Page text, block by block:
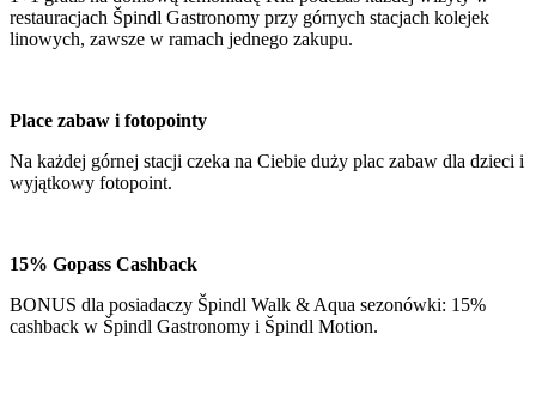
restauracjach Špindl Gastronomy przy górnych stacjach kolejek
linowych, zawsze w ramach jednego zakupu.
Place zabaw i fotopointy
Na każdej górnej stacji czeka na Ciebie duży plac zabaw dla dzieci i
wyjątkowy fotopoint.
15% Gopass Cashback
BONUS dla posiadaczy Špindl Walk & Aqua sezonówki: 15%
cashback w Špindl Gastronomy i Špindl Motion.